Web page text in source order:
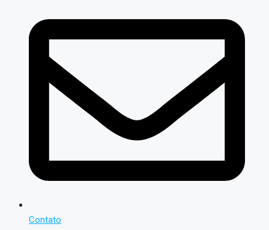
Contato